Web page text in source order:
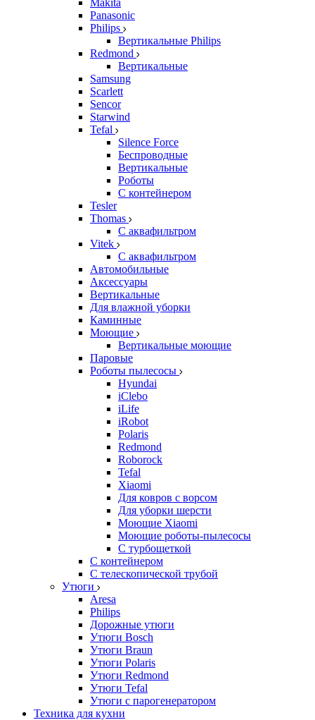
Makita
Panasonic
Philips
Вертикальные Philips
Redmond
Вертикальные
Samsung
Scarlett
Sencor
Starwind
Tefal
Silence Force
Беспроводные
Вертикальные
Роботы
С контейнером
Tesler
Thomas
С аквафильтром
Vitek
С аквафильтром
Автомобильные
Аксессуары
Вертикальные
Для влажной уборки
Каминные
Моющие
Вертикальные моющие
Паровые
Роботы пылесосы
Hyundai
iClebo
iLife
iRobot
Polaris
Redmond
Roborock
Tefal
Xiaomi
Для ковров с ворсом
Для уборки шерсти
Моющие Xiaomi
Моющие роботы-пылесосы
С турбощеткой
С контейнером
С телескопической трубой
Утюги
Aresa
Philips
Дорожные утюги
Утюги Bosch
Утюги Braun
Утюги Polaris
Утюги Redmond
Утюги Tefal
Утюги с парогенератором
Техника для кухни